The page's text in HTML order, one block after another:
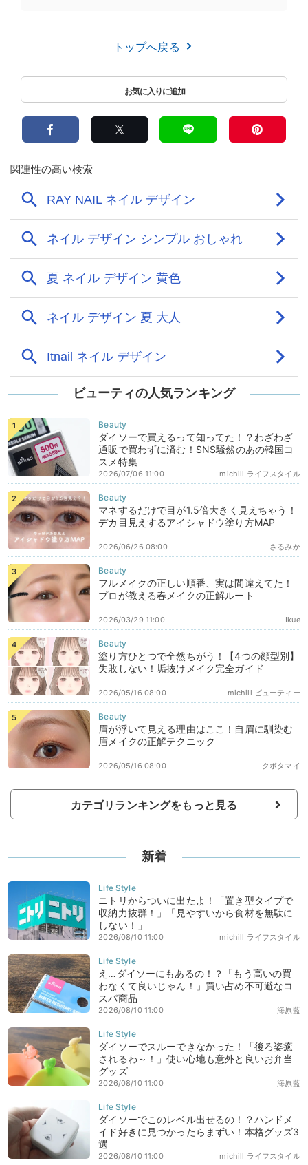
トップへ戻る
ビューティの人気ランキング
ダイソーで買えるって知ってた！？わざわざ
通販で買わずに済む！SNS騒然のあの韓国コ
スメ特集
michill ライフスタイル
2026/07/06 11:00
マネするだけで目が1.5倍大きく見えちゃう！
デカ目見えするアイシャドウ塗り方MAP
さるみか
2026/06/26 08:00
フルメイクの正しい順番、実は間違えてた！
プロが教える春メイクの正解ルート
Ikue
2026/03/29 11:00
塗り方ひとつで全然ちがう！【4つの顔型別】
失敗しない！垢抜けメイク完全ガイド
michill ビューティー
2026/05/16 08:00
眉が浮いて見える理由はここ！自眉に馴染む
眉メイクの正解テクニック
クボタマイ
2026/05/16 08:00
カテゴリランキングをもっと見る
新着
ニトリからついに出たよ！「置き型タイプで
収納力抜群！」「見やすいから食材を無駄に
しない！」
michill ライフスタイル
2026/08/10 11:00
え…ダイソーにもあるの！？「もう高いの買
わなくて良いじゃん！」買い占め不可避なコ
スパ商品
海原藍
2026/08/10 11:00
ダイソーでスルーできなかった！「後ろ姿癒
されるわ～！」使い心地も意外と良いお弁当
グッズ
海原藍
2026/08/10 11:00
ダイソーでこのレベル出せるの！？ハンドメ
イド好きに見つかったらまずい！本格グッズ3
選
michill ライフスタイル
2026/08/10 11:00